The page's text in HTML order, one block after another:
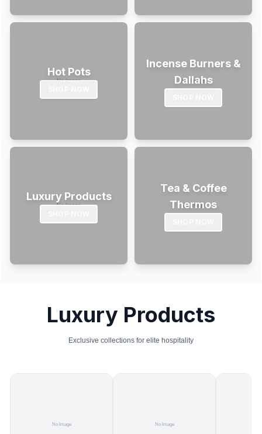
Hot Pots
Incense Burners &
Dallahs
Luxury Products
Tea & Coffee
Thermos
Luxury Products
Exclusive collections for elite hospitality